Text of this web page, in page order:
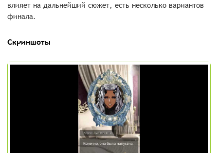
влияет на дальнейший сюжет, есть несколько вариантов
финала.
Скриншоты